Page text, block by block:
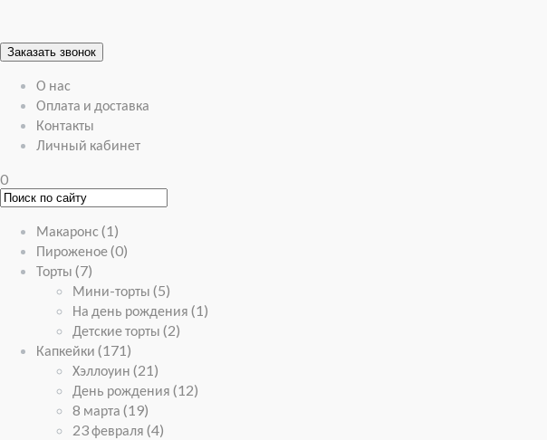
Заказать звонок
О нас
Оплата и доставка
Контакты
Личный кабинет
0
Макаронс(1)
Пироженое(0)
Торты (7)
Мини-торты (5)
На день рождения (1)
Детские торты (2)
Капкейки (171)
Хэллоуин (21)
День рождения (12)
8 марта (19)
23 февраля (4)